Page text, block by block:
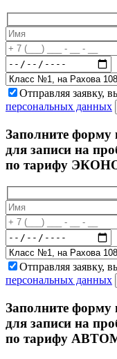
Отправляя заявку,
персональных данных
Заполните форму
для записи на
по тарифу
Отправляя заявку,
персональных данных
Заполните форму
для записи на
по тарифу